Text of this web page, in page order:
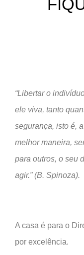
“Libertar o
ele viva, tanto
segurança, isto é,
melhor maneira,
para outros, o seu
agir.” (B. Spinoza).
A casa é para o
por excelência.